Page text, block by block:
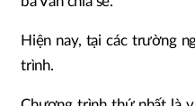
Hiện nay, tại các trường
trình.